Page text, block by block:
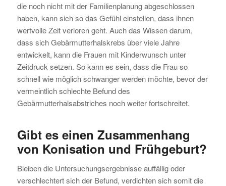
die noch nicht mit der Familienplanung abgeschlossen
haben, kann sich so das Gefühl einstellen, dass ihnen
wertvolle Zeit verloren geht. Auch das Wissen darum,
dass sich Gebärmutterhalskrebs über viele Jahre
entwickelt, kann die Frauen mit Kinderwunsch unter
Zeitdruck setzen. So kann es sein, dass die Frau so
schnell wie möglich schwanger werden möchte, bevor der
vermeintlich schlechte Befund des
Gebärmutterhalsabstriches noch weiter fortschreitet.
Gibt es einen Zusammenhang
von Konisation und Frühgeburt?
Bleiben die Untersuchungsergebnisse auffällig oder
verschlechtert sich der Befund, verdichten sich somit die